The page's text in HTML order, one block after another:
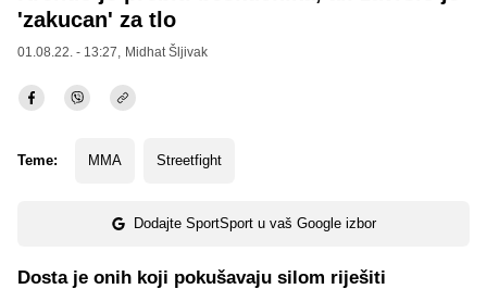
'zakucan' za tlo
01.08.22. - 13:27, Midhat Šljivak
Teme: MMA Streetfight
Dodajte SportSport u vaš Google izbor
Dosta je onih koji pokušavaju silom riješiti